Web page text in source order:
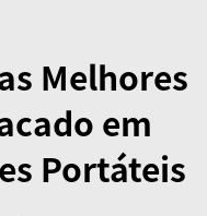
Melhores
em
Portáteis